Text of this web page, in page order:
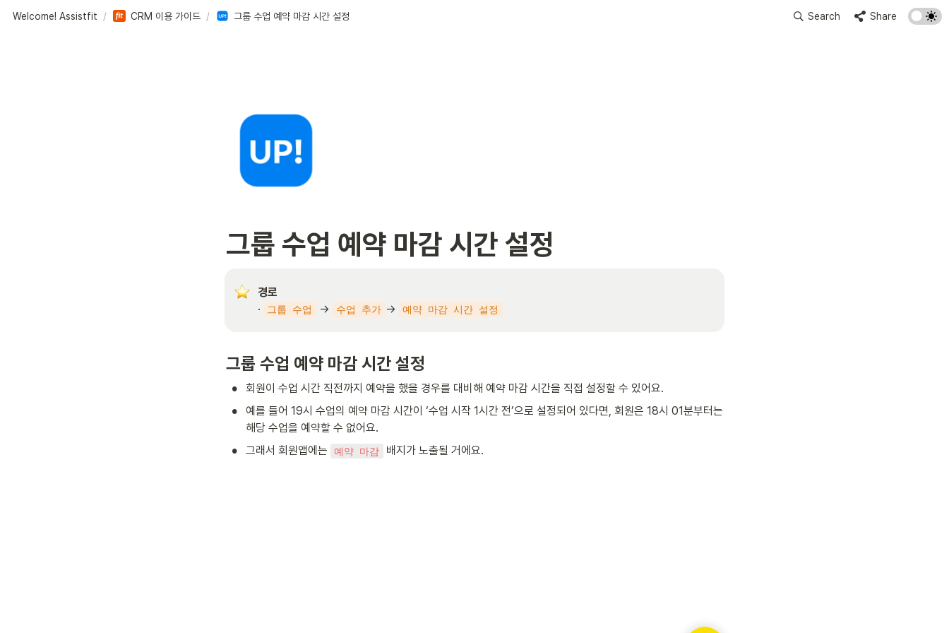
Welcome! Assistfit / CRM 이용 가이드 / 그룹 수업 예약 마감 시간 설정 Search Share
그룹 수업 예약 마감 시간 설정
경로
·
그룹 수업 → 수업 추가 → 예약 마감 시간 설정
그룹 수업 예약 마감 시간 설정
• 회원이 수업 시간 직전까지 예약을 했을 경우를 대비해 예약 마감 시간을 직접 설정할 수 있어요.
•
예를 들어 19시 수업의 예약 마감 시간이 ‘수업 시작 1시간 전’으로 설정되어 있다면, 회원은 18시 01분부터는
해당 수업을 예약할 수 없어요.
• 그래서 회원앱에는 예약 마감 배지가 노출될 거에요.